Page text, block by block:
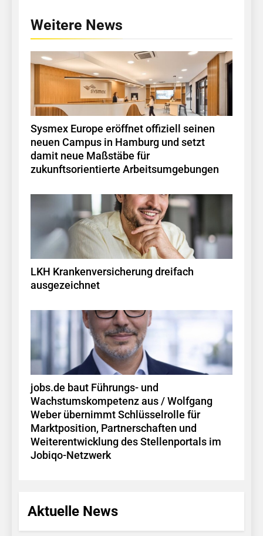
Weitere News
Sysmex Europe eröffnet offiziell seinen
neuen Campus in Hamburg und setzt
damit neue Maßstäbe für
zukunftsorientierte Arbeitsumgebungen
LKH Krankenversicherung dreifach
ausgezeichnet
jobs.de baut Führungs- und
Wachstumskompetenz aus / Wolfgang
Weber übernimmt Schlüsselrolle für
Marktposition, Partnerschaften und
Weiterentwicklung des Stellenportals im
Jobiqo-Netzwerk
Aktuelle News